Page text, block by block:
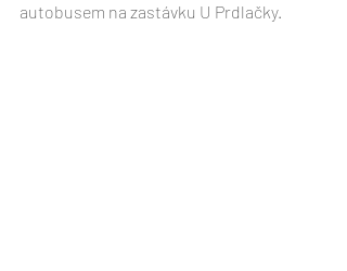
autobusem na zastávku U Prdlačky.